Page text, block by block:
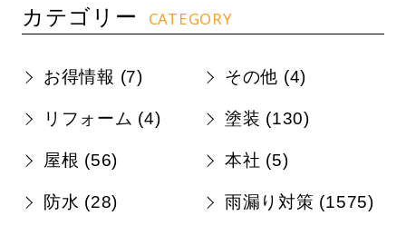
カテゴリー CATEGORY
お得情報 (7) その他 (4)
リフォーム (4) 塗装 (130)
屋根 (56) 本社 (5)
防水 (28) 雨漏り対策 (1575)